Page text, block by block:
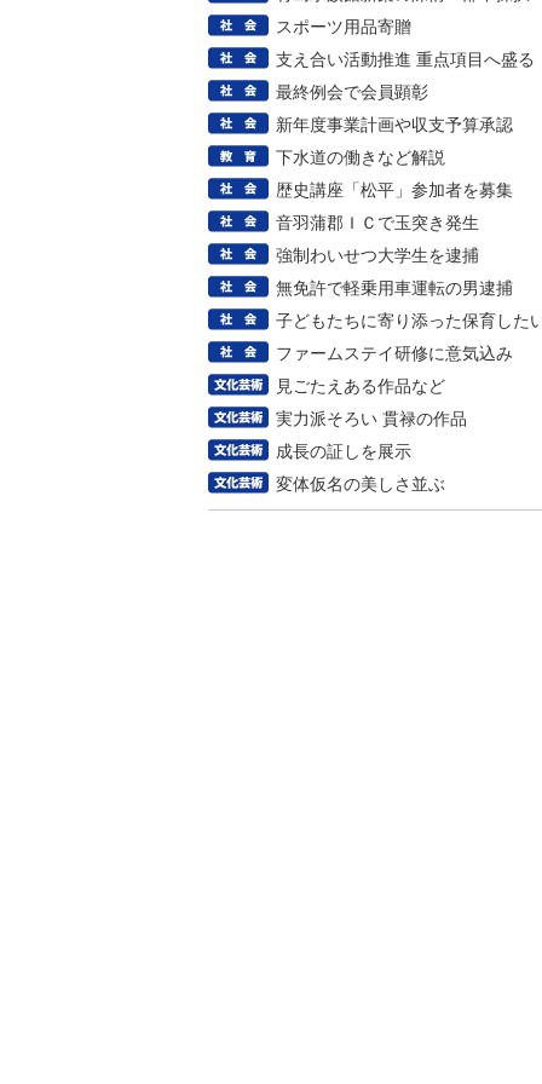
スポーツ用品寄贈
支え合い活動推進 重点項目へ盛る
最終例会で会員顕彰
新年度事業計画や収支予算承認
下水道の働きなど解説
歴史講座「松平」参加者を募集
音羽蒲郡ＩＣで玉突き発生
強制わいせつ大学生を逮捕
無免許で軽乗用車運転の男逮捕
子どもたちに寄り添った保育した
ファームステイ研修に意気込み
見ごたえある作品など
実力派そろい 貫禄の作品
成長の証しを展示
変体仮名の美しさ並ぶ